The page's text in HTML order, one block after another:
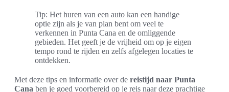
Tip: Het huren van een auto kan een handige
optie zijn als je van plan bent om veel te
verkennen in Punta Cana en de omliggende
gebieden. Het geeft je de vrijheid om op je eigen
tempo rond te rijden en zelfs afgelegen locaties te
ontdekken.
Met deze tips en informatie over de reistijd naar Punta
Cana ben je goed voorbereid op je reis naar deze prachtige